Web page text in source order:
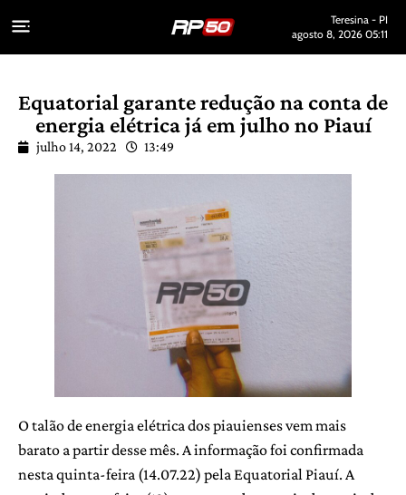
Teresina - PI
agosto 8, 2026 05:11
Equatorial garante redução na conta de
energia elétrica já em julho no Piauí
julho 14, 2022 13:49
O talão de energia elétrica dos piauienses vem mais
barato a partir desse mês. A informação foi confirmada
nesta quinta-feira (14.07.22) pela Equatorial Piauí. A